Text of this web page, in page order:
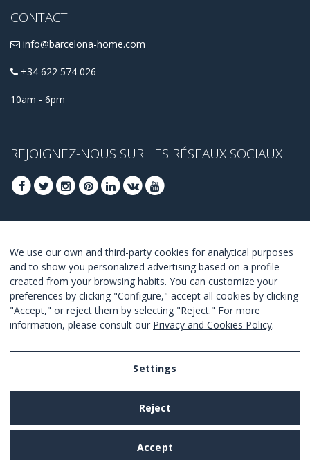
CONTACT
info@barcelona-home.com
+34 622 574 026
10am - 6pm
REJOIGNEZ-NOUS SUR LES RÉSEAUX SOCIAUX
MEILLEURES OFFRES
JOINDRE
Je suis d´accord avec les termes et conditions.
We use our own and third-party cookies for analytical purposes
and to show you personalized advertising based on a profile
created from your browsing habits. You can customize your
preferences by clicking "Configure," accept all cookies by clicking
"Accept," or reject them by selecting "Reject." For more
information, please consult our Privacy and Cookies Policy.
Settings
Reject
Accept
Legal Notice
Privacy and Cookies Policy
Terms and Conditions of Use
Settings